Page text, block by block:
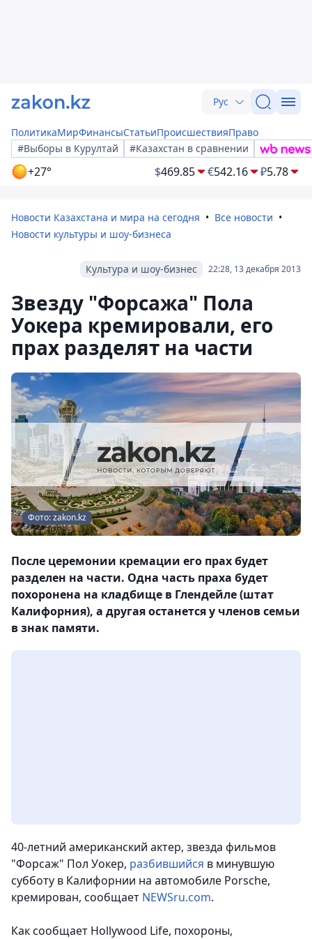
Рус
ПолитикаМирФинансыСтатьиПроисшествияПраво
#Выборы в Курултай
#Казахстан в сравнении
+27° $469.85 €542.16 ₽5.78
Новости Казахстана и мира на сегодня
Все новости
Новости культуры и шоу-бизнеса
22:28, 13 декабря 2013
Культура и шоу-бизнес
Звезду "Форсажа" Пола
Уокера кремировали, его
прах разделят на части
Фото: zakon.kz
После церемонии кремации его прах будет
разделен на части. Одна часть праха будет
похоронена на кладбище в Глендейле (штат
Калифорния), а другая останется у членов семьи
в знак памяти.
40-летний американский актер, звезда фильмов
"Форсаж" Пол Уокер, разбившийся в минувшую
субботу в Калифорнии на автомобиле Porsche,
кремирован, сообщает NEWSru.com.
Как сообщает Hollywood Life, похороны,